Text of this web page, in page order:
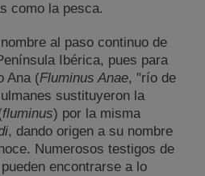
como la pesca.
al paso continuo de
Ibérica, pues para
Ana (Fluminus Anae, "río de
sustituyeron la
fluminus) por la misma
, dando origen a su nombre
Numerosos testigos de
encontrarse a lo